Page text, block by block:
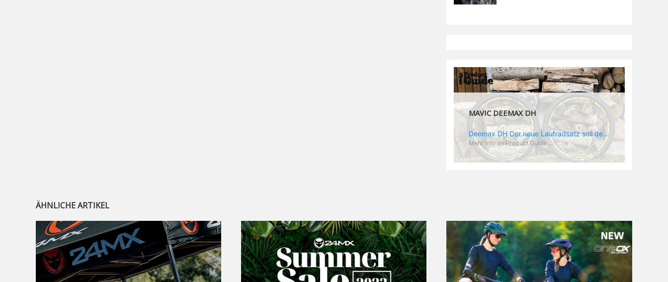
MAVIC DEEMAX DH
Deemax DH Der neue Laufradsatz soll den veränderten Ansprüchen im Downhill Einsatz gerecht werden: die Geschwindigkeiten werden immer höher, die Kräfte, die aufs Material wirken ebenfalls. Damit steigen natürlich auch die Ansprüche der Fahrer ans Material. Das einzige, was eventuell niedriger wird, ist der Reifendruck. Somit ergibt sich der Anforderungskatalog an das Deemax-Update. Hier ist das Ergebnis: - der Laufradsatz bekam eine neue Felge mit 28 mm Innenbreite. Laut Scott Sharples ist das der beste Kompromiss aus Stabilität, Gewicht und Steifigkeit, vor allem aber passt diese Breite am besten zu den Reifen, die aktuell auf dem Markt sind und im Renneinsatz gefahren werden. Es gehe auch breite und schmaler, 28 mm hätten sich aber im Test als Optimum herausgestellt. - mit einem 4D-Fertigungsprozess wurde die Materialverteilung optimiert: Stabilität dort, wo sie erforderlich ist, Gewichtsersparnis da, wo es Sinn macht. Somit gibt Mavic eine GGewichtsersparnis von 15 % an, ohne an Stabilität einzubüßen - neue, ultraleichte „double butted“ Speichen und ein super effizienter Freilauf - Mavics bewährtes UST System für perfekte Kompatibilität mit Tubeless Reifen - Gewicht (Laufradset): 1944 g)
Mehr Info im Product Guide ...
ÄHNLICHE ARTIKEL